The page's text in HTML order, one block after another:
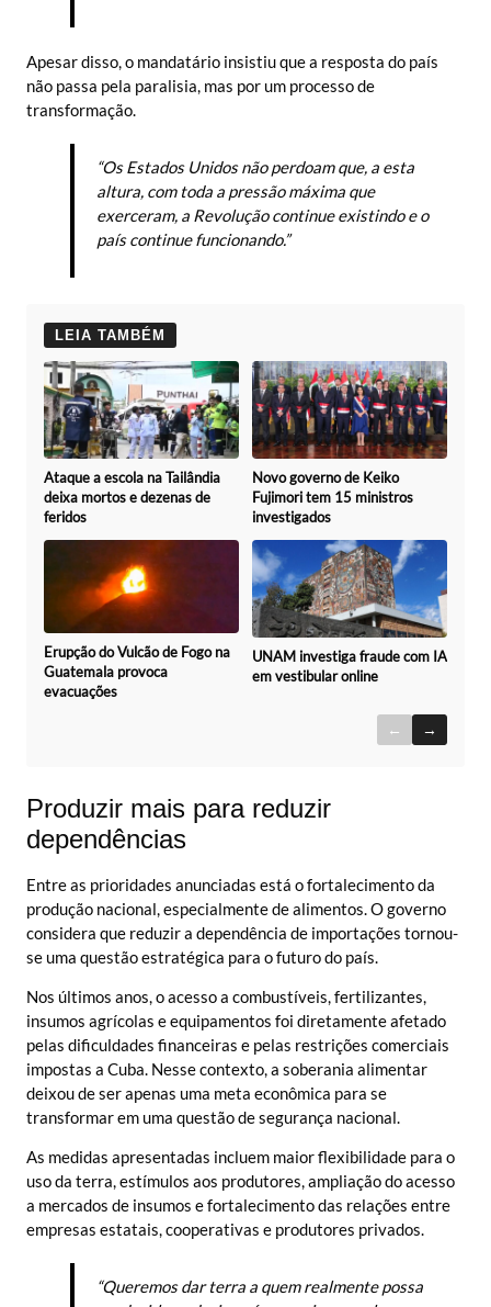
Apesar disso, o mandatário insistiu que a resposta do país
não passa pela paralisia, mas por um processo de
transformação.
“Os Estados Unidos não perdoam que, a esta
altura, com toda a pressão máxima que
exerceram, a Revolução continue existindo e o
país continue funcionando.”
LEIA TAMBÉM
Ataque a escola na Tailândia
deixa mortos e dezenas de
feridos
Novo governo de Keiko
Fujimori tem 15 ministros
investigados
Erupção do Vulcão de Fogo na
Guatemala provoca
evacuações
UNAM investiga fraude com IA
em vestibular online
← →
Produzir mais para reduzir
dependências
Entre as prioridades anunciadas está o fortalecimento da
produção nacional, especialmente de alimentos. O governo
considera que reduzir a dependência de importações tornou-
se uma questão estratégica para o futuro do país.
Nos últimos anos, o acesso a combustíveis, fertilizantes,
insumos agrícolas e equipamentos foi diretamente afetado
pelas dificuldades financeiras e pelas restrições comerciais
impostas a Cuba. Nesse contexto, a soberania alimentar
deixou de ser apenas uma meta econômica para se
transformar em uma questão de segurança nacional.
As medidas apresentadas incluem maior flexibilidade para o
uso da terra, estímulos aos produtores, ampliação do acesso
a mercados de insumos e fortalecimento das relações entre
empresas estatais, cooperativas e produtores privados.
“Queremos dar terra a quem realmente possa